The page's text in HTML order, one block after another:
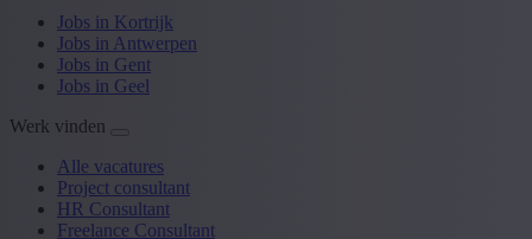
Jobs in Kortrijk
Jobs in Antwerpen
Jobs in Gent
Jobs in Geel
Werk vinden
Alle vacatures
Project consultant
HR Consultant
Freelance Consultant